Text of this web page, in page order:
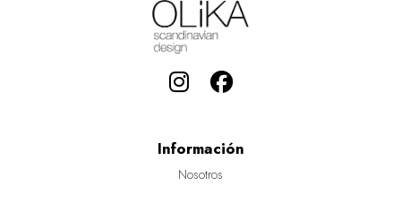
Información
Nosotros